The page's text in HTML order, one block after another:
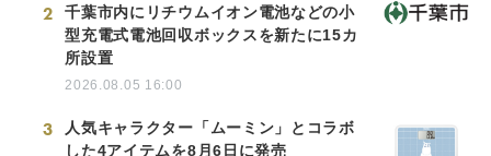
2
千葉市内にリチウムイオン電池などの小
型充電式電池回収ボックスを新たに15カ
所設置
2026.08.05 16:00
3
人気キャラクター「ムーミン」とコラボ
した4アイテムを8月6日に発売